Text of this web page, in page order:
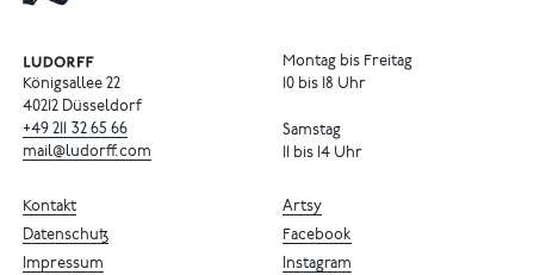
Königsallee 22
40212 Düsseldorf
+49 211 32 65 66
mail@ludorff.com
Montag bis Freitag
10 bis 18 Uhr
Samstag
11 bis 14 Uhr
Artsy
Facebook
Instagram
Kontakt
Datenschutz
Impressum